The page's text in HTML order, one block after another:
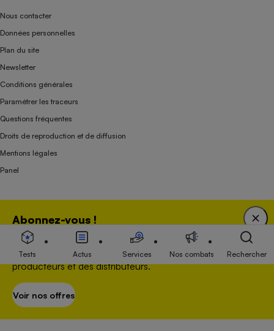
Abonnez-vous !
Bénéficiez d'une expertise unique tout en soutenant
une association 100 % indépendante de l'Etat, des
producteurs et des distributeurs.
Voir nos offres
Nous contacter
Données personnelles
Plan du site
Newsletter
Conditions générales
Paramétrer les traceurs
Questions fréquentes
Droits de reproduction et de diffusion
Mentions légales
Panel
Association indépendante de l’État, des syndicats, des producteurs et des
distributeurs depuis 1951.
Tests Actus Services Nos combats Rechercher